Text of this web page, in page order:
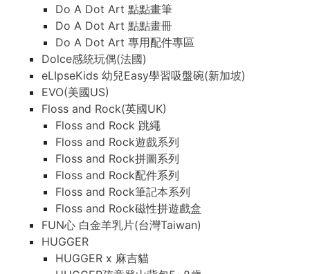
Do A Dot Art 點點畫筆
Do A Dot Art 點點畫冊
Do A Dot Art 專用配件專區
Dolce感統玩偶(法國)
eLIpseKids 幼兒Easy學習吸盤碗(新加坡)
EVO(美國US)
Floss and Rock(英國UK)
Floss and Rock 跳繩
Floss and Rock遊戲系列
Floss and Rock拼圖系列
Floss and Rock配件系列
Floss and Rock筆記本系列
Floss and Rock磁性拼遊戲盒
FUN心 白金羊乳片(台灣Taiwan)
HUGGER
HUGGER x 麻吉貓